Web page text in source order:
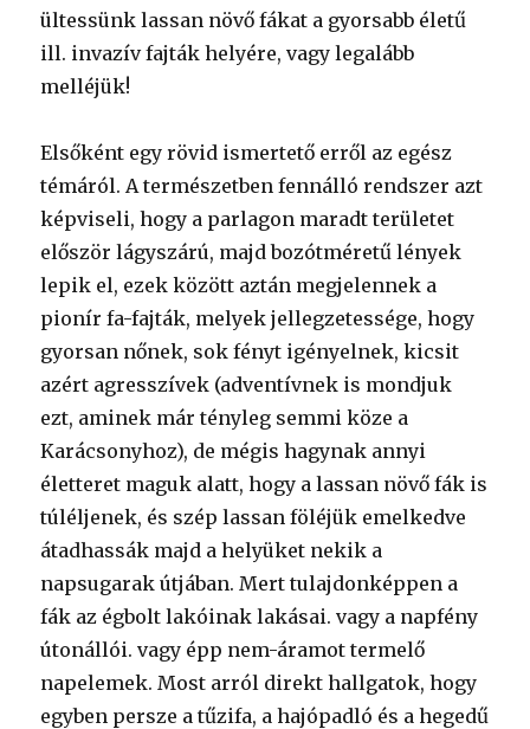
ültessünk lassan növő fákat a gyorsabb életű
ill. invazív fajták helyére, vagy legalább
melléjük!
Elsőként egy rövid ismertető erről az egész
témáról. A természetben fennálló rendszer azt
képviseli, hogy a parlagon maradt területet
először lágyszárú, majd bozótméretű lények
lepik el, ezek között aztán megjelennek a
pionír fa-fajták, melyek jellegzetessége, hogy
gyorsan nőnek, sok fényt igényelnek, kicsit
azért agresszívek (adventívnek is mondjuk
ezt, aminek már tényleg semmi köze a
Karácsonyhoz), de mégis hagynak annyi
életteret maguk alatt, hogy a lassan növő fák is
túléljenek, és szép lassan föléjük emelkedve
átadhassák majd a helyüket nekik a
napsugarak útjában. Mert tulajdonképpen a
fák az égbolt lakóinak lakásai. vagy a napfény
útonállói. vagy épp nem-áramot termelő
napelemek. Most arról direkt hallgatok, hogy
egyben persze a tűzifa, a hajópadló és a hegedű